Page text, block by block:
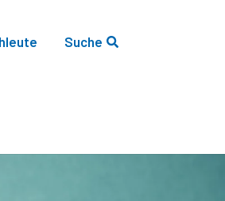
Suche Öffne Suche